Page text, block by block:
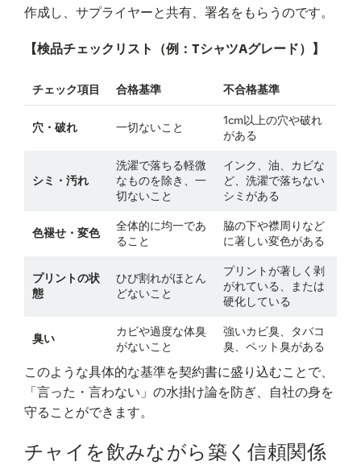
作成し、サプライヤーと共有、署名をもらうのです。
【検品チェックリスト（例：TシャツAグレード）】
チェック項目 合格基準 不合格基準
穴・破れ 一切ないこと
1cm以上の穴や破れ
がある
シミ・汚れ
洗濯で落ちる軽微
なものを除き、一
切ないこと
インク、油、カビな
ど、洗濯で落ちない
シミがある
色褪せ・変色
全体的に均一であ
ること
脇の下や襟周りなど
に著しい変色がある
プリントの状
態
ひび割れがほとん
どないこと
プリントが著しく剥
がれている、または
硬化している
臭い
カビや過度な体臭
がないこと
強いカビ臭、タバコ
臭、ペット臭がある
このような具体的な基準を契約書に盛り込むことで、
「言った・言わない」の水掛け論を防ぎ、自社の身を
守ることができます。
チャイを飲みながら築く信頼関係